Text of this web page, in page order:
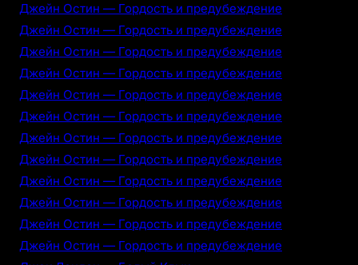
Джейн Остин — Гордость и предубеждение
Джейн Остин — Гордость и предубеждение
Джейн Остин — Гордость и предубеждение
Джейн Остин — Гордость и предубеждение
Джейн Остин — Гордость и предубеждение
Джейн Остин — Гордость и предубеждение
Джейн Остин — Гордость и предубеждение
Джейн Остин — Гордость и предубеждение
Джейн Остин — Гордость и предубеждение
Джейн Остин — Гордость и предубеждение
Джейн Остин — Гордость и предубеждение
Джейн Остин — Гордость и предубеждение